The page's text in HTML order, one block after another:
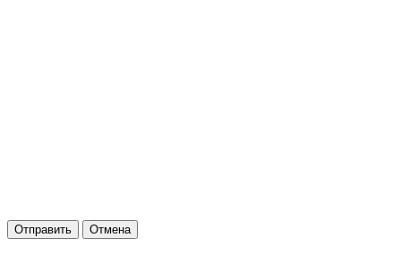
Отправить Отмена